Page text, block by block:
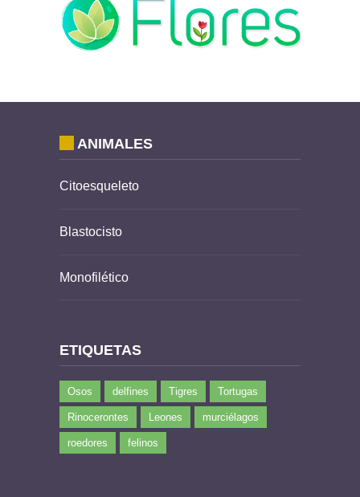
ANIMALES
Citoesqueleto
Blastocisto
Monofilético
ETIQUETAS
Osos delfines Tigres Tortugas
Rinocerontes Leones murciélagos
roedores felinos